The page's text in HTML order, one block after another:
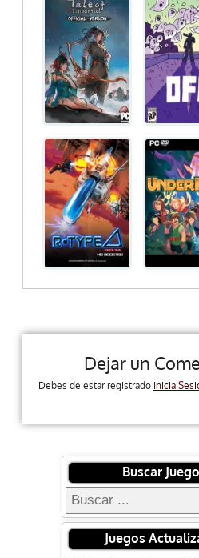
Dejar un
Debes de estar registrado Inicia
Buscar
Juegos